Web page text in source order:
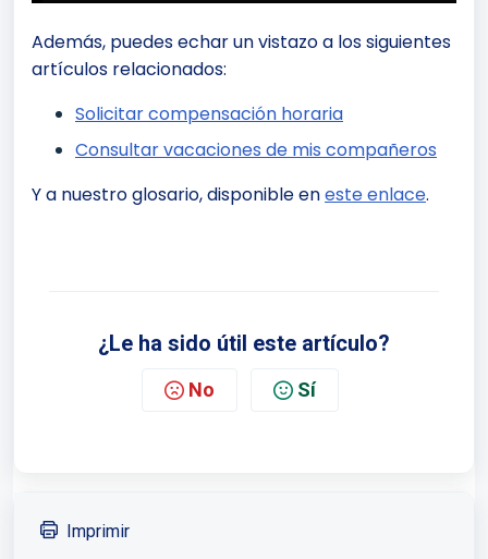
Además, puedes echar un vistazo a los siguientes
artículos relacionados:
Solicitar compensación horaria
Consultar vacaciones de mis compañeros
Y a nuestro glosario, disponible eneste enlace.
¿Le ha sido útil este artículo?
No Sí
Imprimir